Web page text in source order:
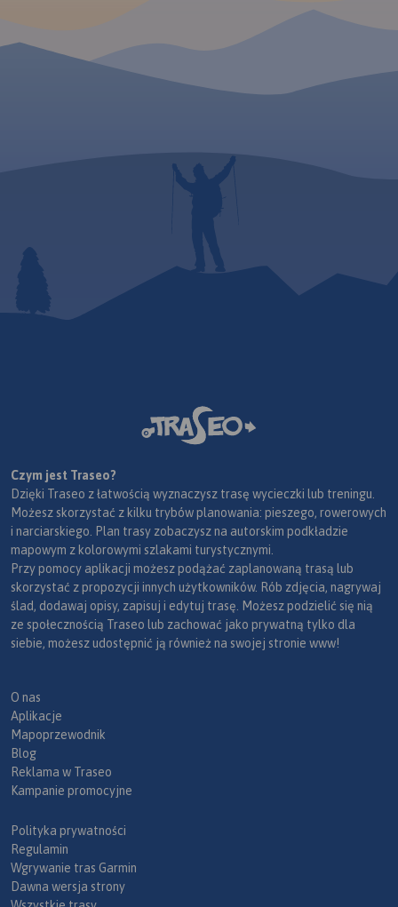
Czym jest Traseo?
Dzięki Traseo z łatwością wyznaczysz trasę wycieczki lub treningu.
Możesz skorzystać z kilku trybów planowania: pieszego, rowerowych
i narciarskiego. Plan trasy zobaczysz na autorskim podkładzie
mapowym z kolorowymi szlakami turystycznymi.
Przy pomocy aplikacji możesz podążać zaplanowaną trasą lub
skorzystać z propozycji innych użytkowników. Rób zdjęcia, nagrywaj
ślad, dodawaj opisy, zapisuj i edytuj trasę. Możesz podzielić się nią
ze społecznością Traseo lub zachować jako prywatną tylko dla
siebie, możesz udostępnić ją również na swojej stronie www!
O nas
Aplikacje
Mapoprzewodnik
Blog
Reklama w Traseo
Kampanie promocyjne
Polityka prywatności
Regulamin
Wgrywanie tras Garmin
Dawna wersja strony